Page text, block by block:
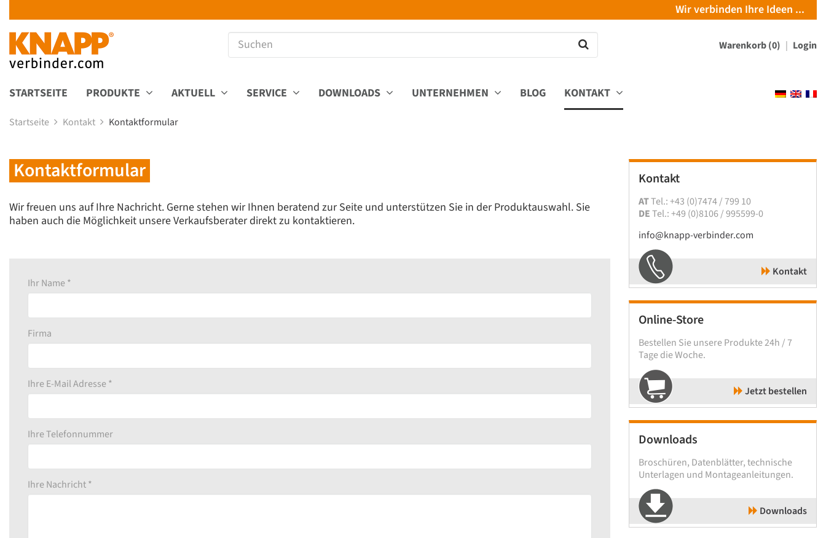
Wir verbinden Ihre Ideen ...
Warenkorb (0) Login
STARTSEITE PRODUKTE AKTUELL SERVICE DOWNLOADS UNTERNEHMEN BLOG KONTAKT
Startseite Kontakt Kontaktformular
Kontaktformular
Wir freuen uns auf Ihre Nachricht. Gerne stehen wir Ihnen beratend zur Seite und unterstützen Sie in der Produktauswahl. Sie
haben auch die Möglichkeit unsere Verkaufsberater direkt zu kontaktieren.
Ihr Name *
Firma
Ihre E-Mail Adresse *
Ihre Telefonnummer
Ihre Nachricht *
Kontakt
ATTel.: +43 (0)7474 / 799 10
DETel.: +49 (0)8106 / 995599-0
info@knapp-verbinder.com
Kontakt
Online-Store
Bestellen Sie unsere Produkte 24h / 7
Tage die Woche.
Jetzt bestellen
Downloads
Broschüren, Datenblätter, technische
Unterlagen und Montageanleitungen.
Downloads